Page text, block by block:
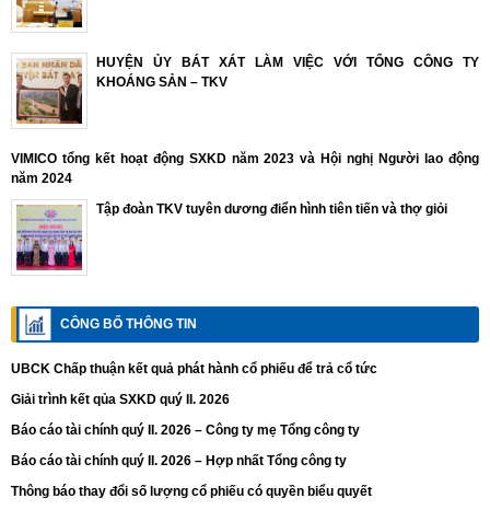
HUYỆN ỦY BÁT XÁT LÀM VIỆC VỚI TỔNG CÔNG TY
KHOÁNG SẢN – TKV
VIMICO tổng kết hoạt động SXKD năm 2023 và Hội nghị Người lao động
năm 2024
Tập đoàn TKV tuyên dương điển hình tiên tiến và thợ giỏi
CÔNG BỐ THÔNG TIN
UBCK Chấp thuận kết quả phát hành cổ phiếu để trả cổ tức
Giải trình kết qủa SXKD quý II. 2026
Báo cáo tài chính quý II. 2026 – Công ty mẹ Tổng công ty
Báo cáo tài chính quý II. 2026 – Hợp nhất Tổng công ty
Thông báo thay đổi số lượng cổ phiếu có quyền biểu quyết